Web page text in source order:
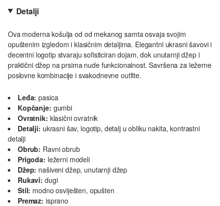
Detalji
Ova moderna košulja od od mekanog samta osvaja svojim
opuštenim izgledom i klasičnim detaljima. Elegantni ukrasni šavovi i
decentni logotip stvaraju sofisticiran dojam, dok unutarnji džep i
praktični džep na prsima nude funkcionalnost. Savršena za ležerne
poslovne kombinacije i svakodnevne outfite.
Leđa: pasica
Kopčanje: gumbi
Ovratnik: klasični ovratnik
Detalji: ukrasni šav, logotip, detalj u obliku nakita, kontrastni
detalji
Obrub: Ravni obrub
Prigoda: ležerni modeli
Džep: našiveni džep, unutarnji džep
Rukavi: dugi
Stil: modno osviješten, opušten
Premaz: isprano